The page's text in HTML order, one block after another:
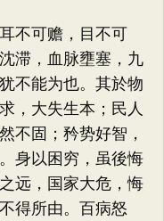
不可赡，目不可
滞，血脉壅塞，九
不能为也。其於物
，大失生本；民人
不固；矜势好智，
身以困穷，虽後悔
远，国家大危，悔
得所由。百病怒